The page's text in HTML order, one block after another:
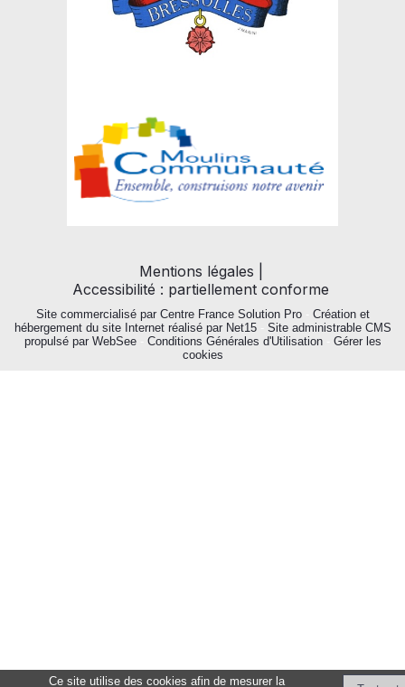
Mentions légales
Accessibilité : partiellement conforme
Site commercialisé par Centre France Solution Pro- Création et
hébergement du site Internet réalisé par Net15- Site administrable CMS
propulsé par WebSee- Conditions Générales d'Utilisation- Gérer les
cookies
Ce site utilise des cookies afin de mesurer la